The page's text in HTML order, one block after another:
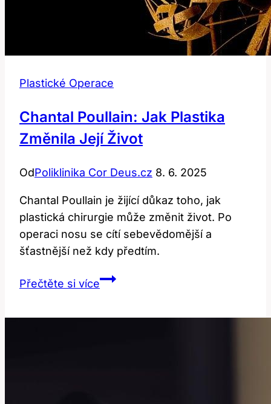
Plastické Operace
Chantal Poullain: Jak Plastika
Změnila Její Život
OdPoliklinika Cor Deus.cz 8. 6. 2025
Chantal Poullain je žijící důkaz toho, jak
plastická chirurgie může změnit život. Po
operaci nosu se cítí sebevědomější a
šťastnější než kdy předtím.
Přečtěte si víceChantal